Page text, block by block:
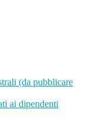
(da pubblicare
ai dipendenti